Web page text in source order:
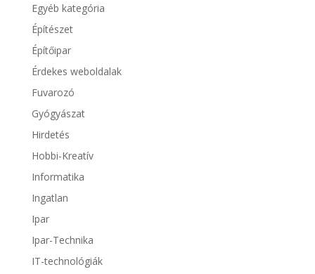
Egyéb kategória
Építészet
Építőipar
Érdekes weboldalak
Fuvarozó
Gyógyászat
Hirdetés
Hobbi-Kreatív
Informatika
Ingatlan
Ipar
Ipar-Technika
IT-technológiák